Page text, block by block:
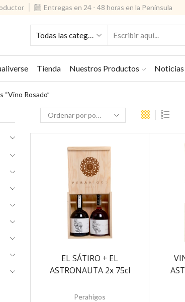
Entregas en 24 - 48 horas en la Península
Tienda Nuestros Productos Noticias
“vino Rosado”
EL SÁTIRO + EL
ASTRONAUTA 2x 75cl
Perahigos